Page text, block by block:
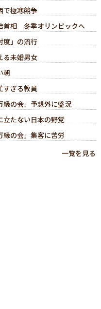
極寒競争
相 冬季オリンピックへ
」の流行
未婚男女
朝
ぎる教員
の会」予想外に盛況
たない日本の野党
の会」集客に苦労
一覧を見る